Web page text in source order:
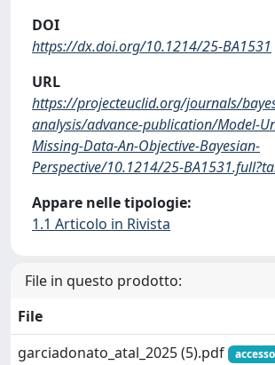
DOI
https://dx.doi.org/10.1214/25-BA1531
URL
https://projecteuclid.org/journals/
analysis/advance-publication/Model-
Missing-Data-An-Objective-Bayesian-
Perspective/10.1214/25-
Appare nelle tipologie:
1.1 Articolo in Rivista
File in questo prodotto:
File
garciadonato_atal_2025 (5).pdf